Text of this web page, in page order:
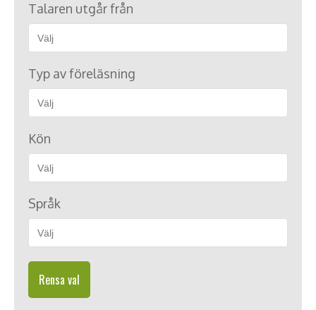
Talaren utgår från
Typ av föreläsning
Kön
Språk
Rensa val